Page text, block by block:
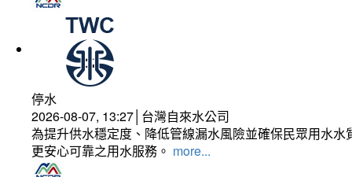
停水
2026-08-07, 13:27│台灣自來水公司
為提升供水穩定度、降低管線漏水風險並確保民眾用水
更安心可靠之用水服務。 more...